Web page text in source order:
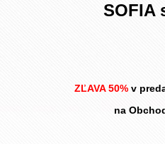
SOFIA
ZĽAVA 50% v
na